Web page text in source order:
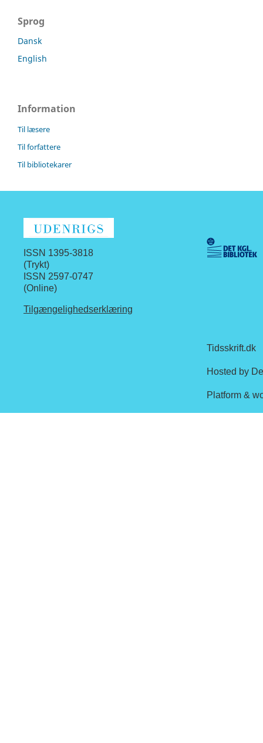
Sprog
Dansk
English
Information
Til læsere
Til forfattere
Til bibliotekarer
ISSN 1395-3818
(Trykt)
ISSN 2597-0747
(Online)
Tilgængelighedserklæring